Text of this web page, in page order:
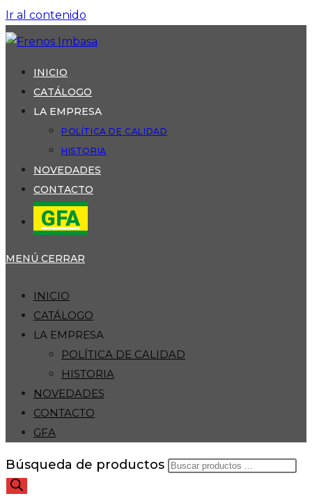
Ir al contenido
INICIO
CATÁLOGO
LA EMPRESA
POLÍTICA DE CALIDAD
HISTORIA
NOVEDADES
CONTACTO
GFA
MENÚ CERRAR
INICIO
CATÁLOGO
LA EMPRESA
POLÍTICA DE CALIDAD
HISTORIA
NOVEDADES
CONTACTO
GFA
Búsqueda de productos